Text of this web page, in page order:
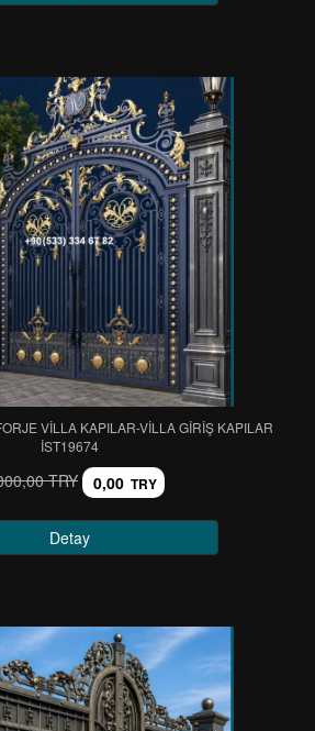
VİLLA KAPILAR-VİLLA GİRİŞ KAPILAR
IST19674
TRY 0,00 TRY
Detay